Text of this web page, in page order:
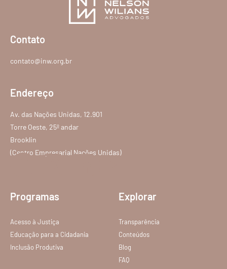
Contato
contato@inw.org.br
Endereço
Av. das Nações Unidas, 12.901
Torre Oeste, 25º andar
Brooklin
(Centro Empresarial Nações Unidas)
Programas
Acesso à Justiça
Educação para a Cidadania
Inclusão Produtiva
Explorar
Transparência
Conteúdos
Blog
FAQ